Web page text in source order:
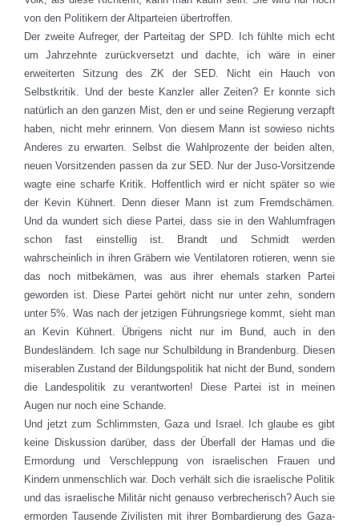
von den Politikern der Altparteien übertroffen.
Der zweite Aufreger, der Parteitag der SPD. Ich fühlte mich echt
um Jahrzehnte zurückversetzt und dachte, ich wäre in einer
erweiterten Sitzung des ZK der SED. Nicht ein Hauch von
Selbstkritik. Und der beste Kanzler aller Zeiten? Er konnte sich
natürlich an den ganzen Mist, den er und seine Regierung verzapft
haben, nicht mehr erinnern. Von diesem Mann ist sowieso nichts
Anderes zu erwarten. Selbst die Wahlprozente der beiden alten,
neuen Vorsitzenden passen da zur SED. Nur der Juso-Vorsitzende
wagte eine scharfe Kritik. Hoffentlich wird er nicht später so wie
der Kevin Kühnert. Denn dieser Mann ist zum Fremdschämen.
Und da wundert sich diese Partei, dass sie in den Wahlumfragen
schon fast einstellig ist. Brandt und Schmidt werden
wahrscheinlich in ihren Gräbern wie Ventilatoren rotieren, wenn sie
das noch mitbekämen, was aus ihrer ehemals starken Partei
geworden ist. Diese Partei gehört nicht nur unter zehn, sondern
unter 5%. Was nach der jetzigen Führungsriege kommt, sieht man
an Kevin Kühnert. Übrigens nicht nur im Bund, auch in den
Bundesländern. Ich sage nur Schulbildung in Brandenburg. Diesen
miserablen Zustand der Bildungspolitik hat nicht der Bund, sondern
die Landespolitik zu verantworten! Diese Partei ist in meinen
Augen nur noch eine Schande.
Und jetzt zum Schlimmsten, Gaza und Israel. Ich glaube es gibt
keine Diskussion darüber, dass der Überfall der Hamas und die
Ermordung und Verschleppung von israelischen Frauen und
Kindern unmenschlich war. Doch verhält sich die israelische Politik
und das israelische Militär nicht genauso verbrecherisch? Auch sie
ermorden Tausende Zivilisten mit ihrer Bombardierung des Gaza-